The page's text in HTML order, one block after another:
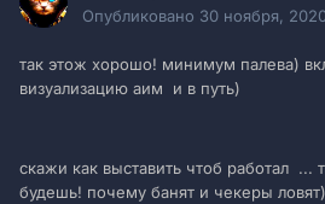
Опубликовано 30 ноября,
так этож хорошо! минимум палева)
визуализацию аим и в путь)
скажи как выставить чтоб работал ...
будешь! почему банят и чекеры